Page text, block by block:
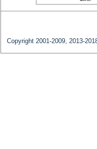
Copyright 2001-2009, 2013-